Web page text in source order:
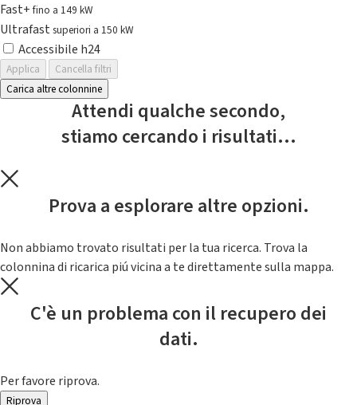
Fast+fino a 149 kW
Ultrafast superiori a 150 kW
Accessibile h24
Applica
Cancella filtri
Carica altre colonnine
Attendi qualche secondo,
stiamo cercando i risultati...
Prova a esplorare altre opzioni.
Non abbiamo trovato risultati per la tua ricerca. Trova la
colonnina di ricarica piú vicina a te direttamente sulla mappa.
C'è un problema con il recupero dei
dati.
Per favore riprova.
Riprova